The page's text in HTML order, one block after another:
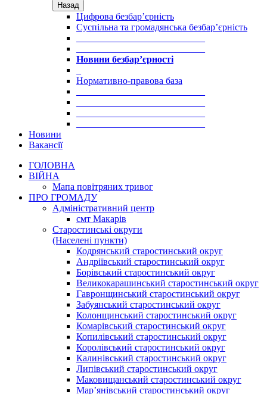
Назад
Цифрова безбар’єрність
Суспільна та громадянська безбар’єрність
Новини безбар’єрності
Нормативно-правова база
Новини
Вакансії
ГОЛОВНА
ВІЙНА
Мапа повітряних тривог
ПРО ГРОМАДУ
Aдміністративний центр
смт Макарів
Старостинські округи
(Населені пункти)
Кодрянський старостинський округ
Андріївський старостинський округ
Борівський старостинський округ
Великокарашинський старостинський округ
Гавронщинський старостинський округ
Забуянський старостинський округ
Колонщинський старостинський округ
Комарівський старостинський округ
Копилівський старостинський округ
Королівський старостинський округ
Калинівський старостинський округ
Липівський старостинський округ
Маковищанський старостинський округ
Мар’янівський старостинський округ